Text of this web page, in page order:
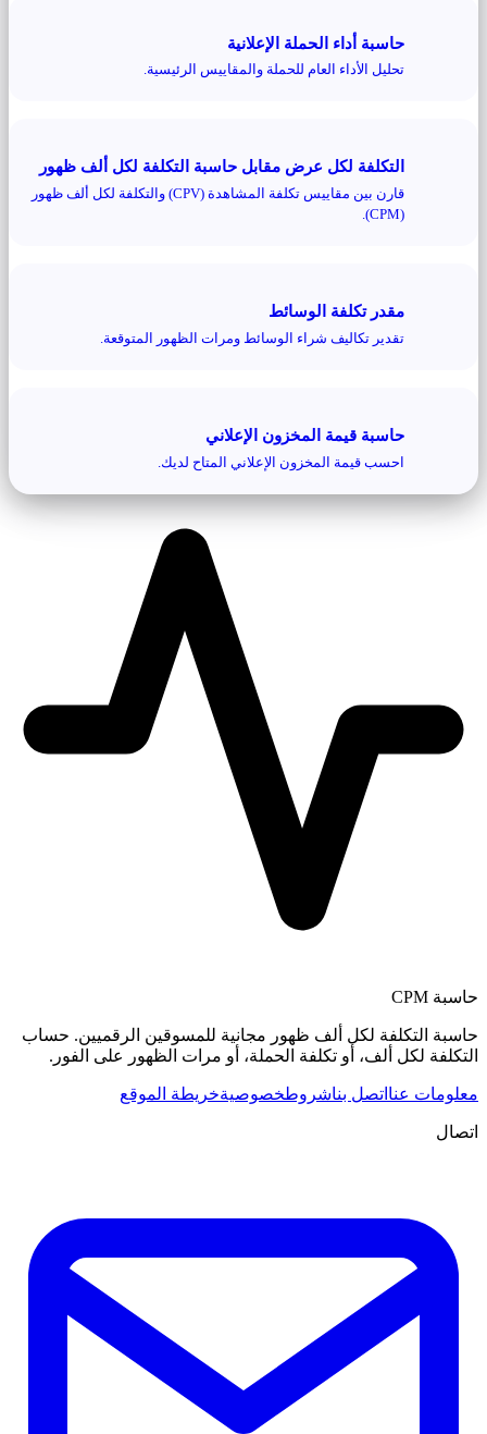
حاسبة أداء الحملة الإعلانية
تحليل الأداء العام للحملة والمقاييس الرئيسية.
التكلفة لكل عرض مقابل حاسبة التكلفة لكل ألف ظهور
قارن بين مقاييس تكلفة المشاهدة (CPV) والتكلفة لكل ألف ظهور
(CPM).
مقدر تكلفة الوسائط
تقدير تكاليف شراء الوسائط ومرات الظهور المتوقعة.
حاسبة قيمة المخزون الإعلاني
احسب قيمة المخزون الإعلاني المتاح لديك.
حاسبة CPM
حاسبة التكلفة لكل ألف ظهور مجانية للمسوقين الرقميين. حساب
التكلفة لكل ألف، أو تكلفة الحملة، أو مرات الظهور على الفور.
معلومات عنا اتصل بناشروطخصوصيةخريطة الموقع
اتصال